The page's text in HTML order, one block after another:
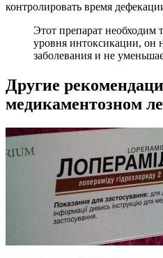
контролировать время
Этот препарат необходим
уровня интоксикации, он
заболевания и не
Другие
медикаментозном